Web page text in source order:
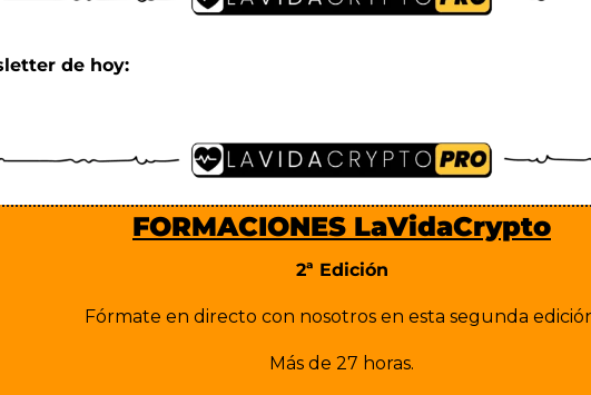
de hoy:
FORMACIONES LaVidaCrypto
2ª Edición
Fórmate en directo con nosotros en esta segunda
Más de 27 horas.